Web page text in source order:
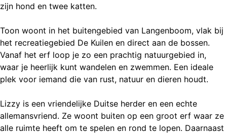
zijn hond en twee katten.
Toon woont in het buitengebied van Langenboom, vlak bij
het recreatiegebied De Kuilen en direct aan de bossen.
Vanaf het erf loop je zo een prachtig natuurgebied in,
waar je heerlijk kunt wandelen en zwemmen. Een ideale
plek voor iemand die van rust, natuur en dieren houdt.
Lizzy is een vriendelijke Duitse herder en een echte
allemansvriend. Ze woont buiten op een groot erf waar ze
alle ruimte heeft om te spelen en rond te lopen. Daarnaast